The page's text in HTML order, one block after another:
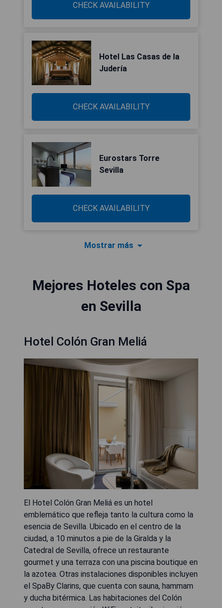
CHECK AVAILABILITY
Hotel Las Casas de la
Judería
CHECK AVAILABILITY
Eurostars Torre
Sevilla
CHECK AVAILABILITY
Mostrar más
Mejores Hoteles con Spa
en Sevilla
Hotel Colón Gran Meliá
El Hotel Colón Gran Meliá es un hotel
emblemático que refleja tanto la cultura como la
esencia de Sevilla. Ubicado en el centro de la
ciudad, a 10 minutos a pie de la Giralda y la
Catedral de Sevilla, ofrece un restaurante
gourmet y una terraza con una piscina boutique en
la azotea. Otras instalaciones disponibles incluyen
el SpaBy Clarins, que cuenta con sauna, hammam
y ducha bitérmica. Las habitaciones del Colón